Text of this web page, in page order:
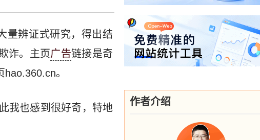
量辨证式研究，得出结
诈。主页广告链接是奇
。
我也感到很好奇，特地
作者介绍